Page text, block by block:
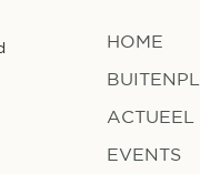
HOME
ACTUEEL
EVENTS